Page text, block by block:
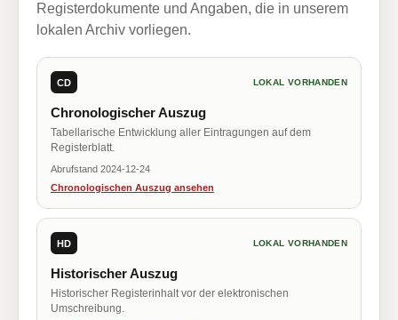
Registerdokumente und Angaben, die in unserem
lokalen Archiv vorliegen.
CD LOKAL VORHANDEN
Chronologischer Auszug
Tabellarische Entwicklung aller Eintragungen auf dem
Registerblatt.
Abrufstand 2024-12-24
Chronologischen Auszug ansehen
HD LOKAL VORHANDEN
Historischer Auszug
Historischer Registerinhalt vor der elektronischen
Umschreibung.